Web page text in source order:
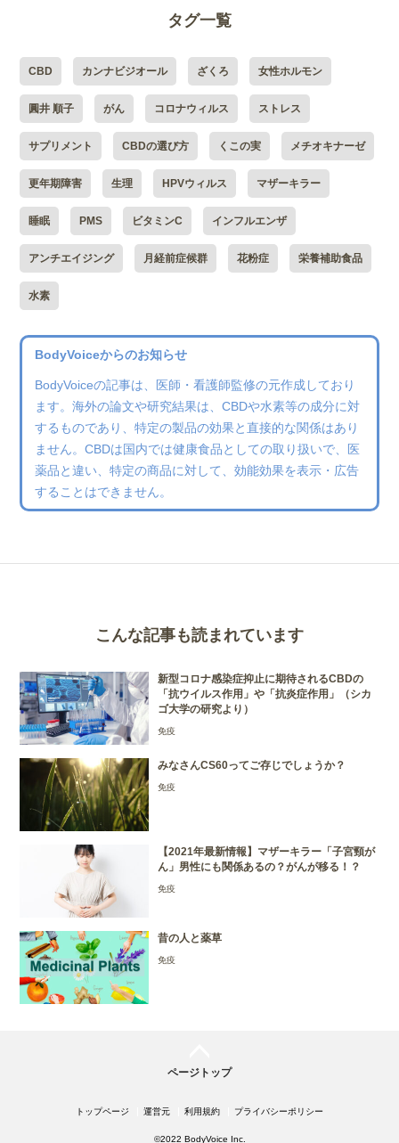
タグ一覧
CBD カンナビジオール ざくろ 女性ホルモン
圓井 順子 がん コロナウィルス ストレス
サプリメント CBDの選び方 くこの実 メチオキナーゼ
更年期障害 生理 HPVウィルス マザーキラー
睡眠 PMS ビタミンC インフルエンザ
アンチエイジング 月経前症候群 花粉症 栄養補助食品
水素
BodyVoiceからのお知らせ
BodyVoiceの記事は、医師・看護師監修の元作成しており
ます。海外の論文や研究結果は、CBDや水素等の成分に対
するものであり、特定の製品の効果と直接的な関係はあり
ません。CBDは国内では健康食品としての取り扱いで、医
薬品と違い、特定の商品に対して、効能効果を表示・広告
することはできません。
こんな記事も読まれています
新型コロナ感染症抑止に期待されるCBDの
「抗ウイルス作用」や「抗炎症作用」（シカ
ゴ大学の研究より）
免疫
みなさんCS60ってご存じでしょうか？
免疫
【2021年最新情報】マザーキラー「子宮頸が
ん」男性にも関係あるの？がんが移る！？
免疫
昔の人と薬草
免疫
ページトップ
トップページ 運営元 利用規約 プライバシーポリシー
©2022 BodyVoice Inc.